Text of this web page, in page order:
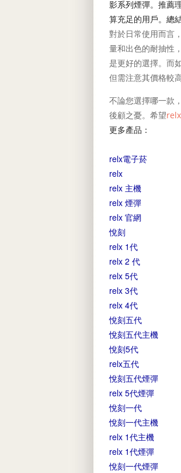
影系列煙彈。推薦
算充足的用戶。 總
對於日常使用而言
量和出色的耐抽性
是更好的選擇。而
但需注意其價格較高
不論您選擇哪一款
後顧之憂。希望
更多產品：
relx電子菸
relx
relx 主機
relx 煙彈
relx 官網
悅刻
relx 1代
relx 2 代
relx 5代
relx 3代
relx 4代
悅刻五代
悅刻五代主機
悅刻5代
relx五代
悅刻五代煙彈
relx 5代煙彈
悅刻一代
悅刻一代主機
relx 1代主機
relx 1代煙彈
悅刻一代煙彈